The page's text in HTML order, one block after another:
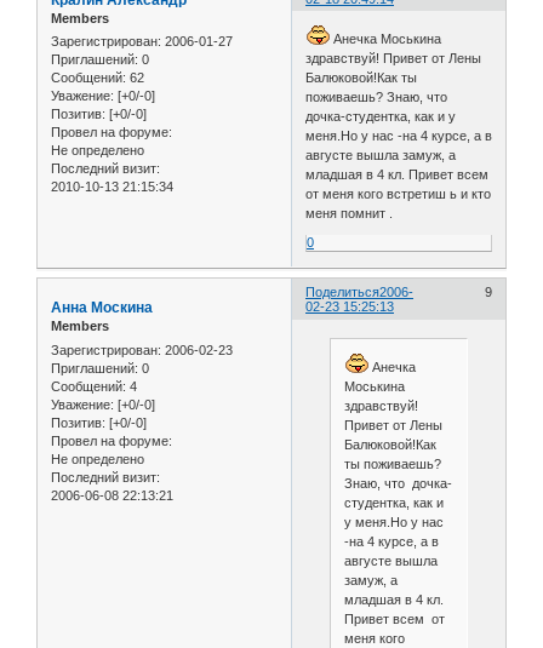
Members
Зарегистрирован: 2006-01-27
Приглашений: 0
Сообщений: 62
Уважение: [+0/-0]
Позитив: [+0/-0]
Провел на форуме:
Не определено
Последний визит:
2010-10-13 21:15:34
Анечка Моськина
здравствуй! Привет от Лены
Балюковой!Как ты
поживаешь? Знаю, что
дочка-студентка, как и у
меня.Но у нас -на 4 курсе, а в
августе вышла замуж, а
младшая в 4 кл. Привет всем
от меня кого встретиш ь и кто
меня помнит .
0
Поделиться 9
2006-
02-23 15:25:13
Анна Москина
Members
Зарегистрирован: 2006-02-23
Приглашений: 0
Сообщений: 4
Уважение: [+0/-0]
Позитив: [+0/-0]
Провел на форуме:
Не определено
Последний визит:
2006-06-08 22:13:21
Анечка
Моськина
здравствуй!
Привет от Лены
Балюковой!Как
ты поживаешь?
Знаю, что дочка-
студентка, как и
у меня.Но у нас
-на 4 курсе, а в
августе вышла
замуж, а
младшая в 4 кл.
Привет всем от
меня кого